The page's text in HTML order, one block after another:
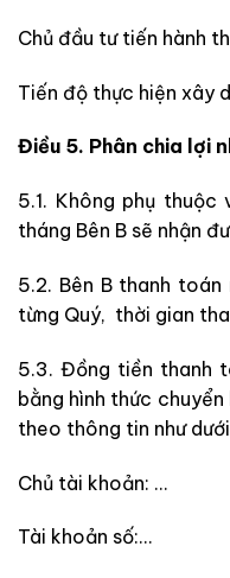
Chủ đầu tư tiến hành
Tiến độ thực hiện xây
Điều 5. Phân chia lợi
5.1. Không phụ thuộc
tháng Bên B sẽ nhận
5.2. Bên B thanh
từng Quý, thời gian
5.3. Đồng tiền thanh
bằng hình thức
theo thông tin như
Chủ tài khoản: …
Tài khoản số:…